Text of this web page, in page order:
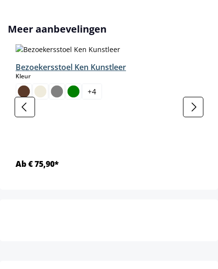
Productgalerij overslaan
Meer aanbevelingen
Bezoekersstoel Ken Kunstleer
Kleurselect
+4
Ab € 75,90*